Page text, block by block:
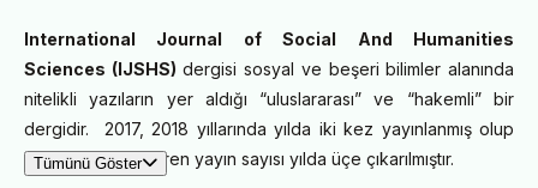
International Journal of Social And Humanities
Sciences (IJSHS) dergisi sosyal ve beşeri bilimler alanında
nitelikli yazıların yer aldığı “uluslararası” ve “hakemli” bir
dergidir.
2017, 2018 yıllarında yılda iki kez yayınlanmış olup
2019yılından itibaren yayın sayısı yılda üçe çıkarılmıştır.
Tümünü Göster